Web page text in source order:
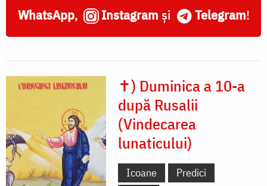
WhatsApp, Instagram și Telegram!
✝) Duminica a 10-a
după Rusalii
(Vindecarea
lunaticului)
Icoane
Predici